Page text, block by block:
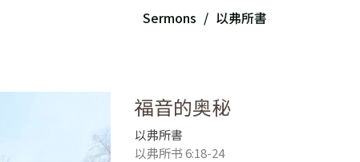
Sermons 以弗所書
福音的奥秘
以弗所書
以弗所书 6:18-24